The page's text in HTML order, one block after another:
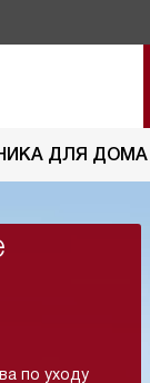
ДЛЯ ДОМА
по уходу